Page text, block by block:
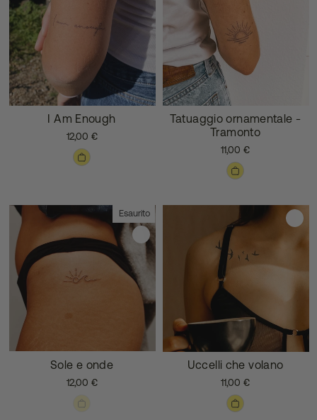
I Am Enough
12,00 €
Tatuaggio ornamentale -
Tramonto
11,00 €
Esaurito
Sole e onde
12,00 €
Uccelli che volano
11,00 €